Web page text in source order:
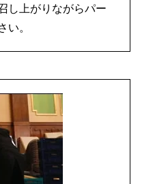
し上がりながらパー
い。